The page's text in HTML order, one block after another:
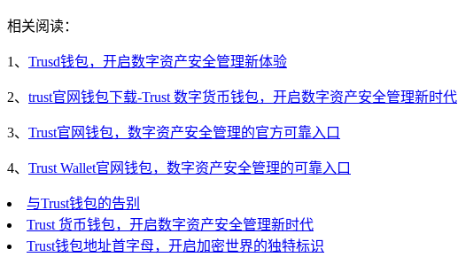
相关阅读：
1、 Trusd钱包，开启数字资产安全管理新体验
2、 trust官网钱包下载-Trust 数字货币钱包，开启数字资产安全管理新时代
3、 Trust官网钱包，数字资产安全管理的官方可靠入口
4、 Trust Wallet官网钱包，数字资产安全管理的可靠入口
与Trust钱包的告别
Trust 货币钱包，开启数字资产安全管理新时代
Trust钱包地址首字母，开启加密世界的独特标识